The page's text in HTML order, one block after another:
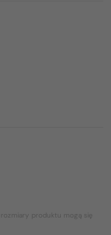
produktu mogą się